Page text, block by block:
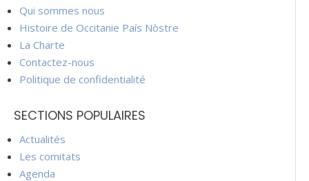
Qui sommes nous
Histoire de Occitanie País Nòstre
La Charte
Contactez-nous
Politique de confidentialité
SECTIONS POPULAIRES
Actualités
Les comitats
Agenda